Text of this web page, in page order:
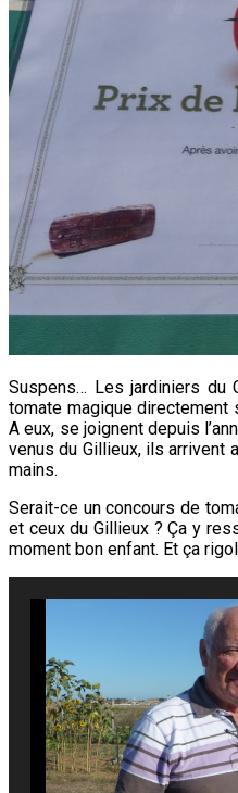
Suspens… Les jardiniers du
tomate magique directement
A eux, se joignent depuis
venus du Gillieux, ils arrivent
mains.
Serait-ce un concours de
et ceux du Gillieux ? Ça y
moment bon enfant. Et ça